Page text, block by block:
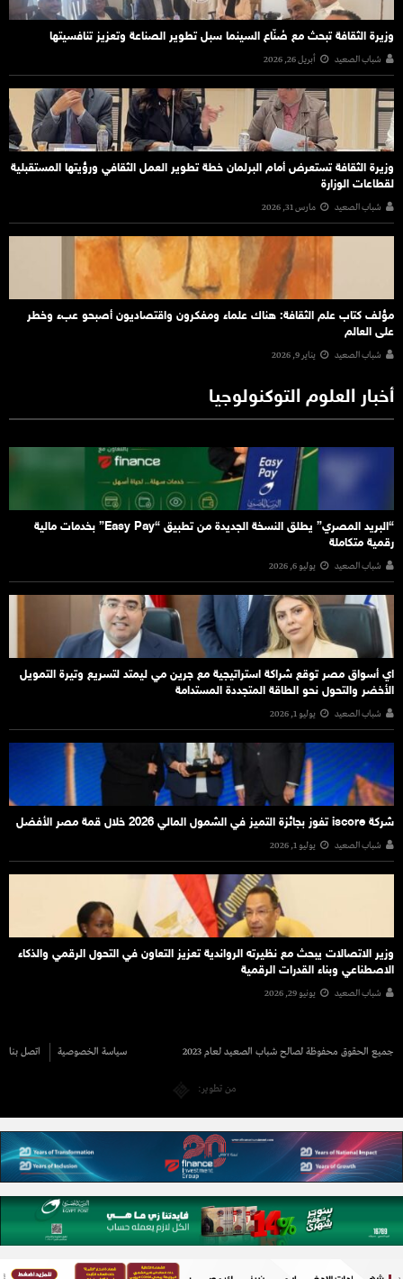
وزيرة الثقافة تبحث مع صُنّاع السينما سبل تطوير الصناعة وتعزيز تنافسيتها
شباب الصعيد أبريل 26, 2026
وزيرة الثقافة تستعرض أمام البرلمان خطة تطوير العمل الثقافي ورؤيتها المستقبلية
لقطاعات الوزارة
شباب الصعيد مارس 31, 2026
مؤلف كتاب علم الثقافة: هناك علماء ومفكرون واقتصاديون أصبحو عبء وخطر
على العالم
شباب الصعيد يناير 9, 2026
أخبار العلوم التوكنولوجيا
“البريد المصري” يطلق النسخة الجديدة من تطبيق “Easy Pay” بخدمات مالية
رقمية متكاملة
شباب الصعيد يوليو 6, 2026
اي أسواق مصر توقع شراكة استراتيجية مع جرين مي ليمتد لتسريع وتيرة التمويل
الأخضر والتحول نحو الطاقة المتجددة المستدامة
شباب الصعيد يوليو 1, 2026
شركة iscore تفوز بجائزة التميز في الشمول المالي 2026 خلال قمة مصر الأفضل
شباب الصعيد يوليو 1, 2026
وزير الاتصالات يبحث مع نظيرته الرواندية تعزيز التعاون في التحول الرقمي والذكاء
الاصطناعي وبناء القدرات الرقمية
شباب الصعيد يونيو 29, 2026
جميع الحقوق محفوظة لصالح شباب الصعيد لعام 2023 سياسة الخصوصية اتصل بنا
من تطوير: